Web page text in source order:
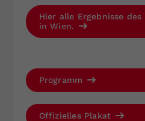
Hier alle Ergebnisse
in Wien.
Programm
Offizielles Plakat